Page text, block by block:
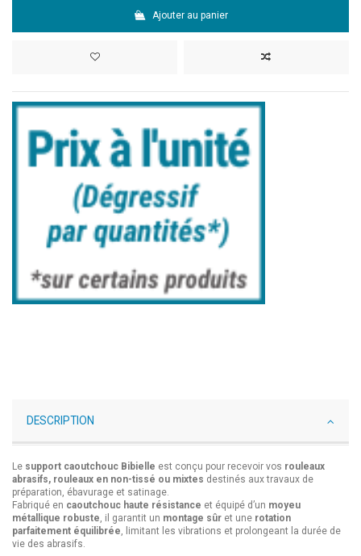
Ajouter au panier
DESCRIPTION
Le support caoutchouc Bibielle est conçu pour recevoir vos rouleaux
abrasifs, rouleaux en non-tissé ou mixtes destinés aux travaux de
préparation, ébavurage et satinage.
Fabriqué en caoutchouc haute résistance et équipé d’un moyeu
métallique robuste, il garantit un montage sûr et une rotation
parfaitement équilibrée, limitant les vibrations et prolongeant la durée de
vie des abrasifs.